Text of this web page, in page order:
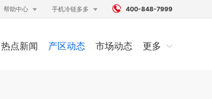
帮助中心  手机冷链多多   400-848-7999
热点新闻 产区动态 市场动态 更多